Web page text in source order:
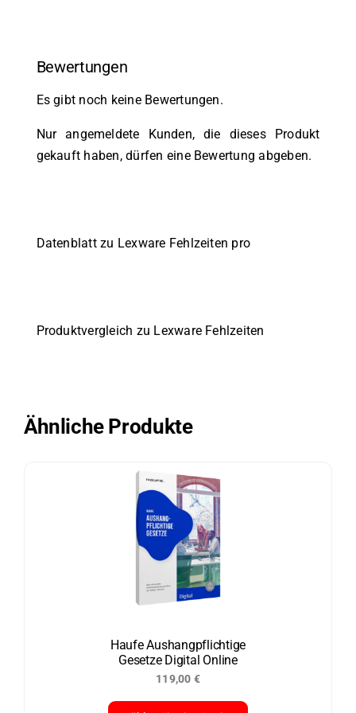
Bewertungen
Es gibt noch keine Bewertungen.
Nur angemeldete Kunden, die dieses Produkt
gekauft haben, dürfen eine Bewertung abgeben.
Datenblatt zu Lexware Fehlzeiten pro
Produktvergleich zu Lexware Fehlzeiten
Ähnliche Produkte
Haufe Aushangpflichtige
Gesetze Digital Online
119,00 €